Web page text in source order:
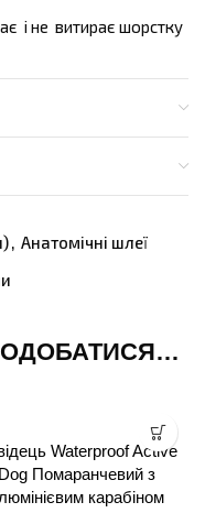
і не витирає шорстку
, Анатомічні шлеї
Waterproof Active
Dog Помаранчевий з
карабіном